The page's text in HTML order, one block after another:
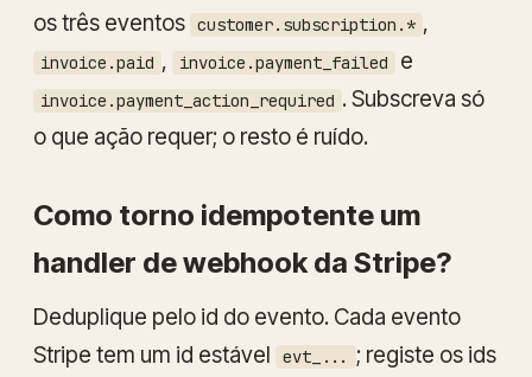
os três eventos customer.subscription.* ,
invoice.paid , invoice.payment_failed e
invoice.payment_action_required . Subscreva só
o que ação requer; o resto é ruído.
Como torno idempotente um
handler de webhook da Stripe?
Deduplique pelo id do evento. Cada evento
Stripe tem um id estável
evt_...
; registe os ids